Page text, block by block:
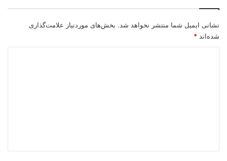
نشانی ایمیل شما منتشر نخواهد شد. بخش‌های موردنیاز علامت‌گذاری
شده‌اند *